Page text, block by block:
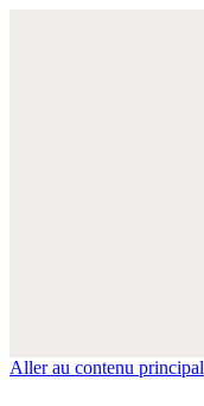
Aller au contenu principal